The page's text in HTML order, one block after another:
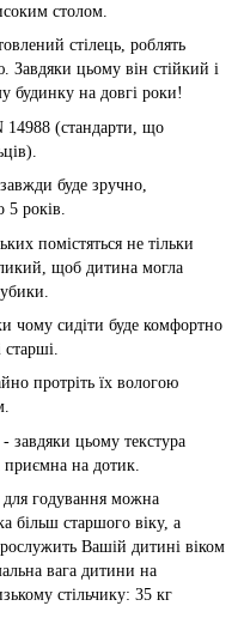
столом.
стілець, роблять
Завдяки цьому він стійкий і
будинку на довгі роки!
14988 (стандарти, що
буде зручно,
5 років.
помістяться не тільки
щоб дитина могла
чому сидіти буде комфортно
протріть їх вологою
завдяки цьому текстура
приємна на дотик.
для годування можна
більш старшого віку, а
Вашій дитині віком
вага дитини на
стільчику: 35 кг